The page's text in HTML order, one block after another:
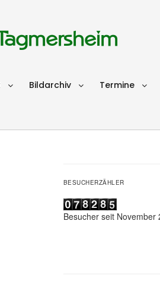
Bildarchiv Termine
BESUCHERZÄHLER
Besucher seit November